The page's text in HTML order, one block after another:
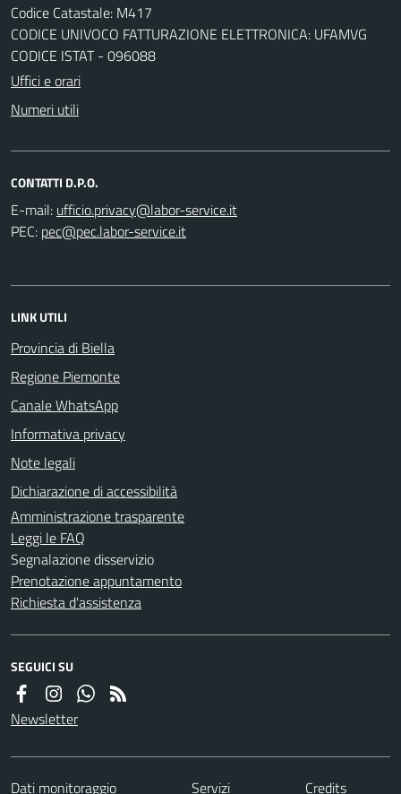
Codice Catastale: M417
CODICE UNIVOCO FATTURAZIONE ELETTRONICA: UFAMVG
CODICE ISTAT - 096088
Uffici e orari
Numeri utili
CONTATTI D.P.O.
E-mail:
PEC:
LINK UTILI
Provincia di Biella
Regione Piemonte
Canale WhatsApp
Informativa privacy
Note legali
Dichiarazione di accessibilità
Amministrazione trasparente
Leggi le FAQ
Segnalazione disservizio
Prenotazione appuntamento
Richiesta d'assistenza
SEGUICI SU
Newsletter
Dati monitoraggio Servizi Credits